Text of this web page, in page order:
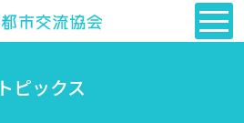
トピックス